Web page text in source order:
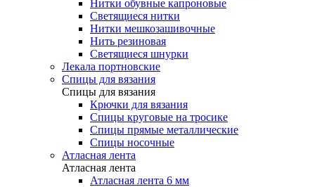
Нитки обувные капроновые
Светящиеся нитки
Нитки мешкозашивочные
Нить резиновая
Светящиеся шнурки
Лекала портновские
Спицы для вязания
Спицы для вязания
Крючки для вязания
Спицы круговые на тросике
Спицы прямые металлические
Спицы носочные
Атласная лента
Атласная лента
Атласная лента 6 мм